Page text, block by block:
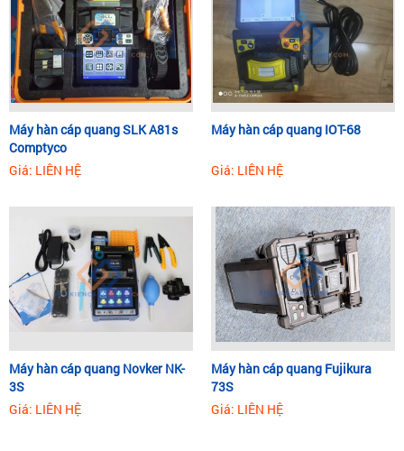
Máy hàn cáp quang SLK A81s
Comptyco
Giá: LIÊN HỆ
Máy hàn cáp quang IOT-68
Giá: LIÊN HỆ
Máy hàn cáp quang Novker NK-
3S
Giá: LIÊN HỆ
Máy hàn cáp quang Fujikura
73S
Giá: LIÊN HỆ